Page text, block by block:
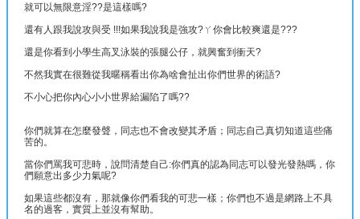
就可以無限意淫??是這樣嗎?
還有人跟我說攻與受 !!!如果我說我是強攻?ㄚ你會比較爽還是???
還是你看到小學生高叉泳裝的張腿公仔，就興奮到衝天?
不然我實在很難從我暱稱看出你為啥會扯出你們世界的術語?
不小心把你內心小小世界給漏陷了嗎??
你們就算在怎麼發聲，同志也不會改變其矛盾；同志自己真切知道這些痛
苦的。
當你們罵我可悲時，說問清楚自己:你們真的認為同志可以發光發熱嗎，你
們願意出多少力氣呢?
如果這些都沒有，那就像你們看我的可悲一樣；你們也不過是網路上不具
名的過客，實質上並沒有幫助。